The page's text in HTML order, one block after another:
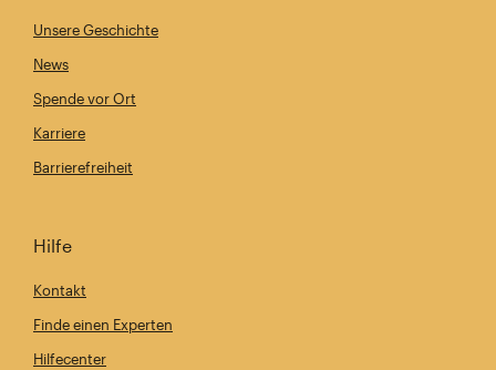
Unsere Geschichte
News
Spende vor Ort
Karriere
Barrierefreiheit
Hilfe
Kontakt
Finde einen Experten
Hilfecenter